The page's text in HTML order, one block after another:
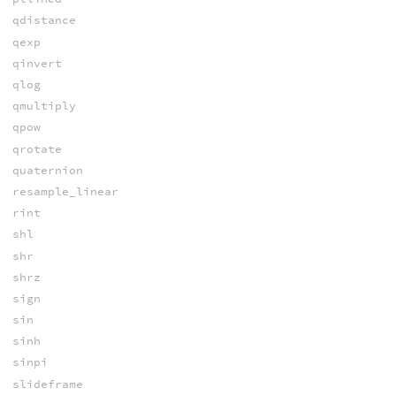
qdistance
qexp
qinvert
qlog
qmultiply
qpow
qrotate
quaternion
resample_linear
rint
shl
shr
shrz
sign
sin
sinh
sinpi
slideframe